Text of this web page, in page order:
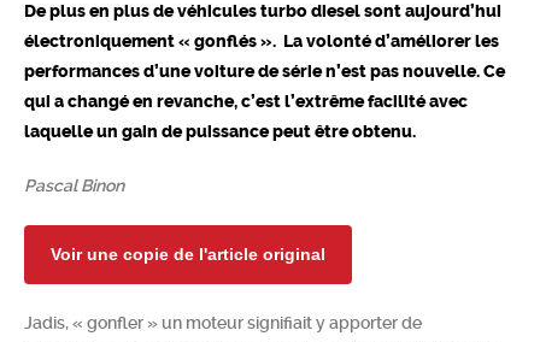
Chercher
De plus en plus de véhicules turbo diesel sont aujourd’hui
électroniquement « gonflés ». La volonté d’améliorer les
performances d’une voiture de série n’est pas nouvelle. Ce
qui a changé en revanche, c’est l’extrême facilité avec
laquelle un gain de puissance peut être obtenu.
Pascal Binon
Voir une copie de l'article original
Jadis, « gonfler » un moteur signifiait y apporter de